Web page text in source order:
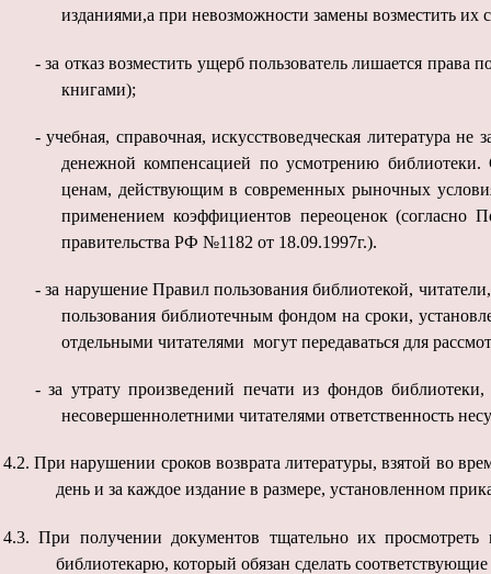
изданиями,а при невозможности замены возместить их
- за отказ возместить ущерб пользователь лишается
книгами);
- учебная, справочная, искусствоведческая литература
денежной компенсацией по усмотрению библиотеки.
ценам, действующим в современных рыночных
применением коэффициентов переоценок (согласно
правительства РФ №1182 от 18.09.1997г.).
- за нарушение Правил пользования библиотекой,
пользования библиотечным фондом на сроки,
отдельными читателями могут передаваться для
- за утрату произведений печати из фондов
несовершеннолетними читателями ответственность
4.2. При нарушении сроков возврата литературы, взятой во
день и за каждое издание в размере, установленном
4.3. При получении документов тщательно их
библиотекарю, который обязан сделать